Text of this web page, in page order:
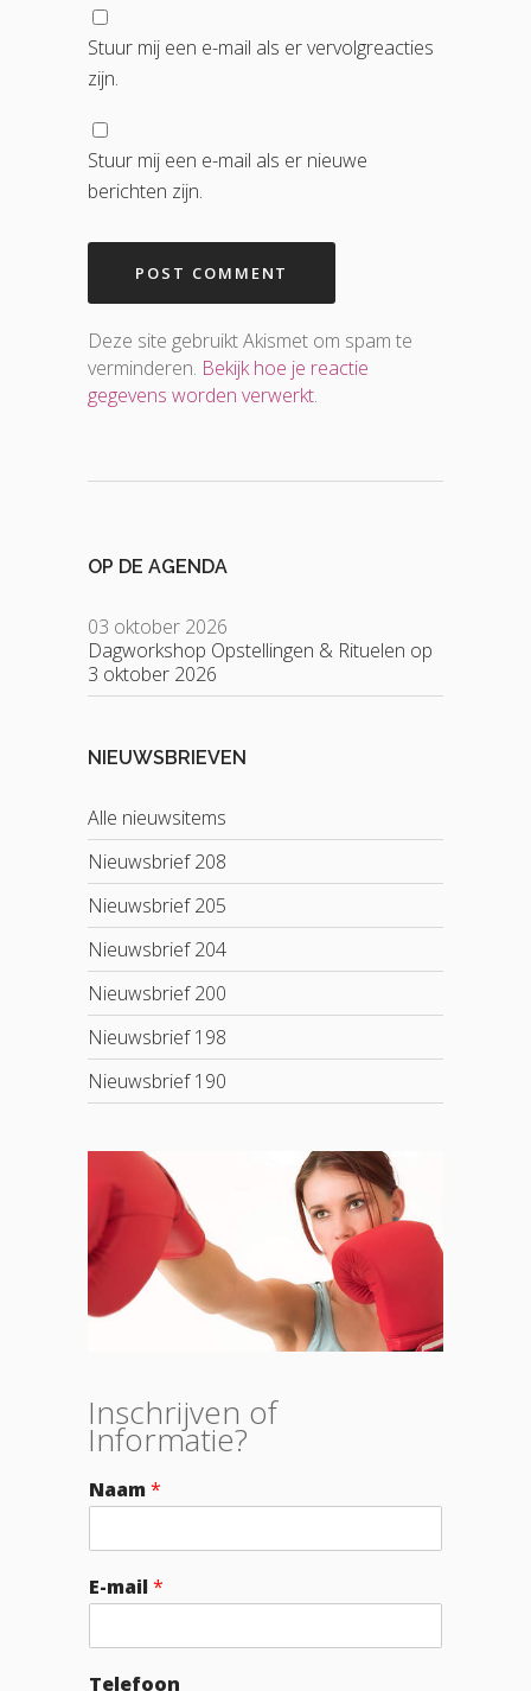
Stuur mij een e-mail als er vervolgreacties
zijn.
Stuur mij een e-mail als er nieuwe
berichten zijn.
Deze site gebruikt Akismet om spam te
verminderen. Bekijk hoe je reactie
gegevens worden verwerkt.
OP DE AGENDA
03 oktober 2026
Dagworkshop Opstellingen & Rituelen op
3 oktober 2026
NIEUWSBRIEVEN
Alle nieuwsitems
Nieuwsbrief 208
Nieuwsbrief 205
Nieuwsbrief 204
Nieuwsbrief 200
Nieuwsbrief 198
Nieuwsbrief 190
Inschrijven of
Informatie?
Naam*
E-mail*
Telefoon